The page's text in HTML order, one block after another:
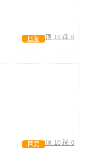
顶: 10 踩: 0
回复
顶: 10 踩: 0
回复